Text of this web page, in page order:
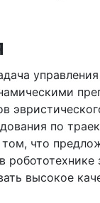
по
что
высокое